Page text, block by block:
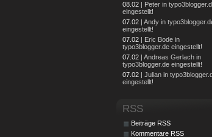
08.02 | Peter in
eingestellt!
07.02 | Andy in
eingestellt!
07.02 | Eric Bode in
typo3blogger.de eingestellt!
07.02 | Andreas Gerlach in
typo3blogger.de eingestellt!
07.02 | Julian in
eingestellt!
RSS
Beiträge RSS
Kommentare RSS